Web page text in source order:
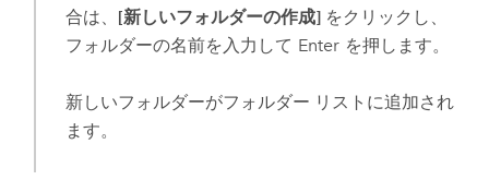
合は、 [新しいフォルダーの作成]をクリックし、
フォルダーの名前を入力して Enter を押します。
新しいフォルダーがフォルダー リストに追加され
ます。